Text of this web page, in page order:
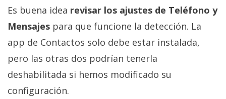
Es buena idea revisar los ajustes de Teléfono y
Mensajes para que funcione la detección. La
app de Contactos solo debe estar instalada,
pero las otras dos podrían tenerla
deshabilitada si hemos modificado su
configuración.